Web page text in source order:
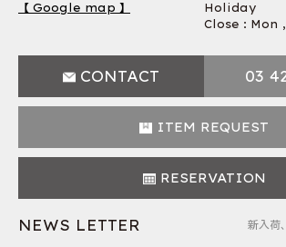
【 Google map 】
Holiday
Close : Mon
CONTACT 03
ITEM REQUEST
RESERVATION
NEWS LETTER 新入荷